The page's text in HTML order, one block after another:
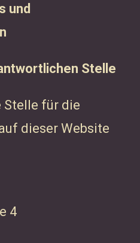
und
Stelle
für die
dieser Website
4